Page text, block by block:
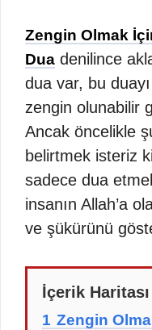
Zengin Olmak
Dua denilince
dua var, bu
zengin olunabilir
Ancak öncelikle
belirtmek isteriz
sadece dua
insanın Allah’a
ve şükürünü
İçerik Haritası
1 Zengin